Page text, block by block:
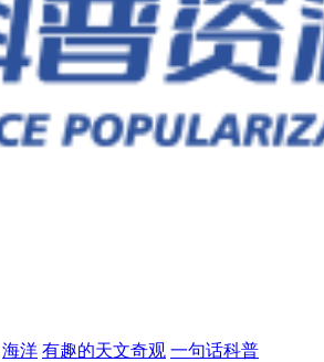
海洋 有趣的天文奇观 一句话科普